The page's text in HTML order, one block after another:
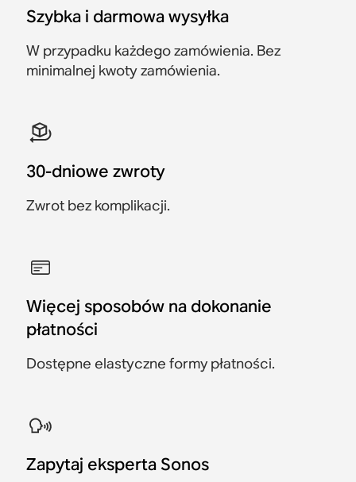
2149 zł
Zaoszczędź 430 zł
Zaoszczędź 160 zł
wszechogarniający
dużych pomieszczeń i
telewizorów.
dzień.
1879 zł
zaprojektowany z myślą o
2149 zł
Szybka i darmowa wysyłka
W przypadku każdego zamówienia. Bez
minimalnej kwoty zamówienia.
30-dniowe zwroty
Zwrot bez komplikacji.
Więcej sposobów na dokonanie
płatności
Dostępne elastyczne formy płatności.
Zapytaj eksperta Sonos